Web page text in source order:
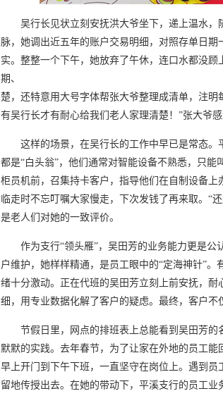
吴行长见状立刻安抚洪大爷坐下，递上温水
脉，她调出近五年的账户交易明细，对照存单日
实。整整一个下午，她放弃了午休，连口水都没顾
期、 3笔活期的金额、
楚，还特意用大号字体帮张大爷整理成清单，注
有吴行长才有耐心给我们老人家理清楚！”张大爷感
这样的场景，在吴行长的工作中早已是常态
都是“白头翁”，他们通常对智能设备不熟悉，只
柜员机前，召集持卡客户，指导他们在自制设备上
临走时不忘叮嘱大家慢走，下次发钱了再来取。“
是老人们对她的一致评价。
作为支行“领头雁”，吴田芳的业务能力更是
户维护，她样样精通，是员工眼中的“定海神针”
绪十分激动。正在代班的吴田芳立刻上前安抚，
细，用专业数据化解了客户的疑虑。最终，客户不
节假日里，网点的排班表上总能看到吴田芳
默默的实践。去年春节，为了让家在外地的员工
早上开门到下午下班，一直坚守在岗位上。遇到
留地传授出去。在她的带动下，平溪支行的员工业